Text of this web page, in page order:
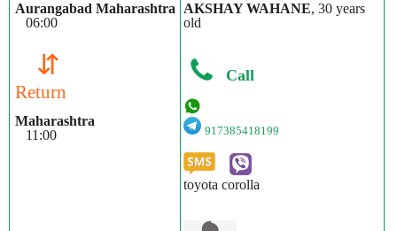
Aurangabad Maharashtra
06:00
⇵
Return
Maharashtra
11:00
AKSHAY WAHANE, 30 years
old
Call
917385418199
toyota corolla